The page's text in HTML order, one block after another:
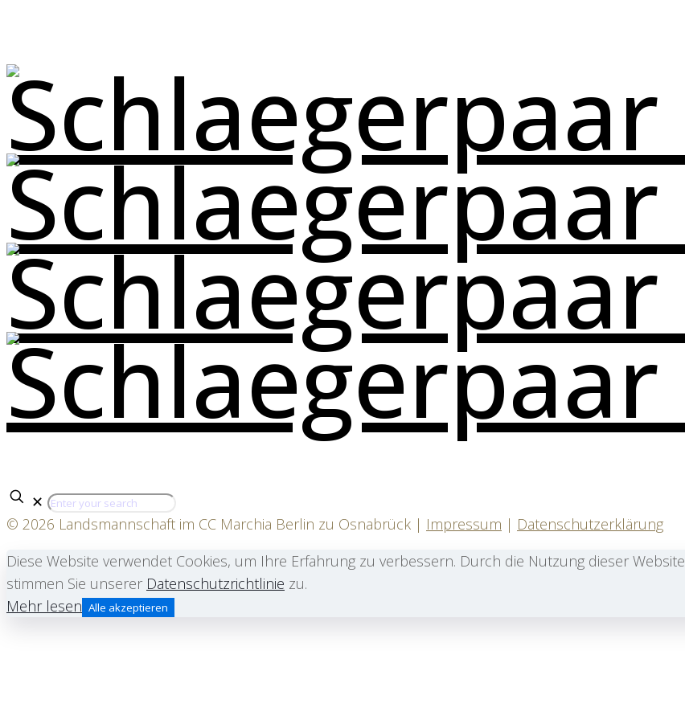
✕
© 2026 Landsmannschaft im CC Marchia Berlin zu Osnabrück | Impressum | Datenschutzerklärung
Diese Website verwendet Cookies, um Ihre Erfahrung zu verbessern. Durch die Nutzung dieser Website
stimmen Sie unserer Datenschutzrichtlinie zu.
Mehr lesen Alle akzeptieren